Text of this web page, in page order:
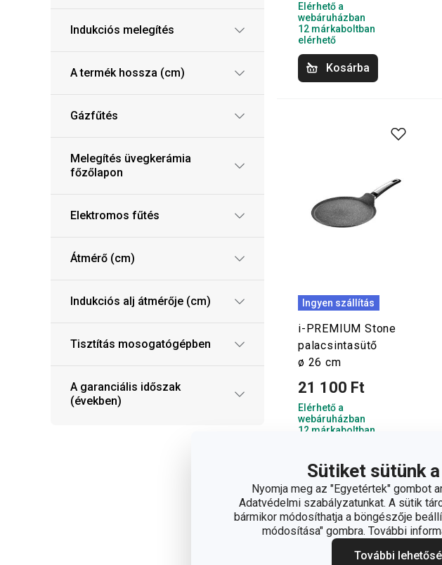
Sütiket sütünk
Nyomja meg az "Egyetértek" gombot
Adatvédelmi szabályzatunkat. A sütik
bármikor módosíthatja a böngészője
módosítása" gombra. További
További
Indukciós melegítés
A termék hossza (cm)
Gázfűtés
Melegítés üvegkerámia
főzőlapon
Elektromos fűtés
Átmérő (cm)
Indukciós alj átmérője (cm)
Tisztítás mosogatógépben
A garanciális időszak
(években)
Elérhető a
webáruházban
12 márkaboltban
elérhető
Kosárba
Ingyen szállítás
i-PREMIUM Stone
palacsintasütő
ø 26 cm
21 100 Ft
Elérhető a
webáruházban
12 márkaboltban
Kosárba